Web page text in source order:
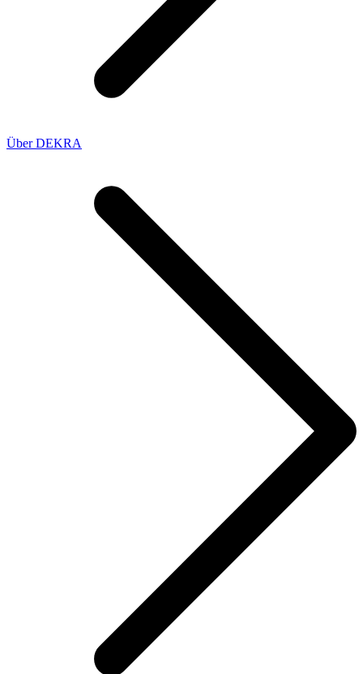
Über DEKRA